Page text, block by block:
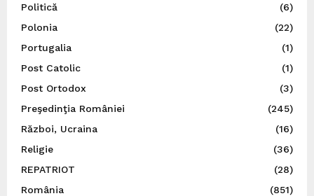
Politică
(6)
Polonia
(22)
Portugalia
(1)
Post Catolic
(1)
Post Ortodox
(3)
Preşedinţia României
(245)
Război, Ucraina
(16)
Religie
(36)
REPATRIOT
(28)
România
(851)